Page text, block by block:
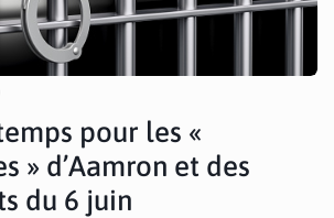
pour les «
» d’Aamron et des
du 6 juin